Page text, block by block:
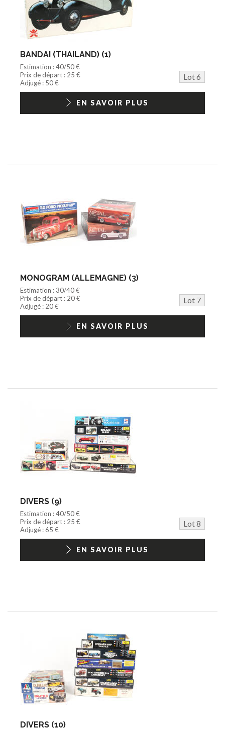
BANDAI (THAILAND) (1)
Estimation : 40/50 €
Prix de départ : 25 €
Lot 6
Adjugé : 50 €
EN SAVOIR PLUS
MONOGRAM (ALLEMAGNE) (3)
Estimation : 30/40 €
Prix de départ : 20 €
Lot 7
Adjugé : 20 €
EN SAVOIR PLUS
DIVERS (9)
Estimation : 40/50 €
Prix de départ : 25 €
Lot 8
Adjugé : 65 €
EN SAVOIR PLUS
DIVERS (10)